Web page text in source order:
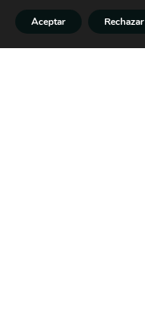
Aceptar Rechazar